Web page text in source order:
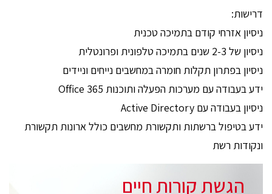
דרישות:
ניסיון אזרחי קודם בתמיכה טכנית
ניסיון של 2-3 שנים בתמיכה טלפונית ופרונטלית
ניסיון בפתרון תקלות חומרה במחשבים נייחים וניידים
ידע בעבודה עם מערכות הפעלה ותוכנות Office 365
ניסיון בעבודה עם Active Directory
ידע בטיפול ברשתות ותקשורת מחשבים כולל ארונות תקשורת
ונקודות רשת
הגשת קורות חיים